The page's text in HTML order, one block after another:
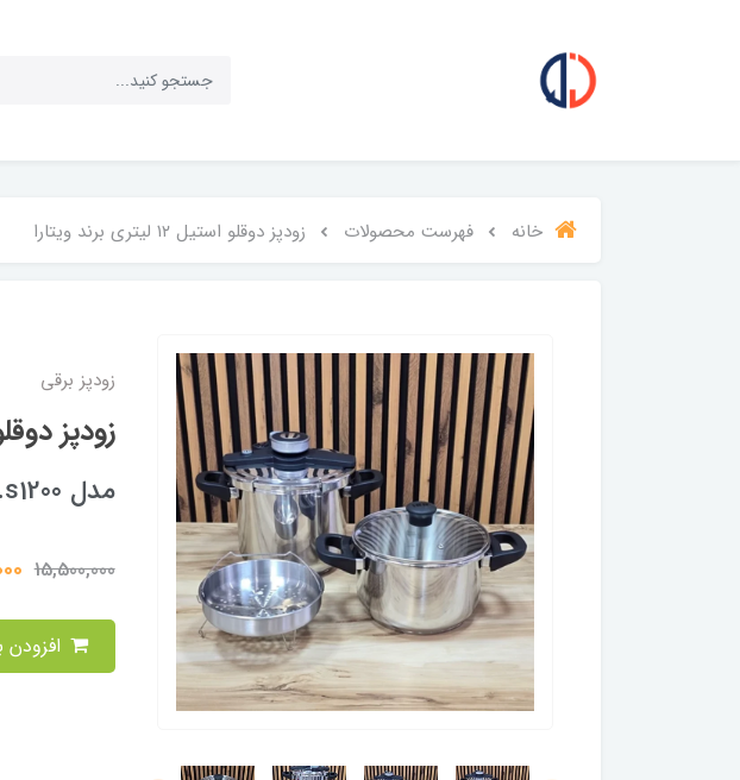
خانه فهرست محصولات زودپز دوقلو استیل ۱۲ لیتری برند ویتارا
زودپز برقی
زودپز دوقلو استیل
مدل v.s1200
15,500,000